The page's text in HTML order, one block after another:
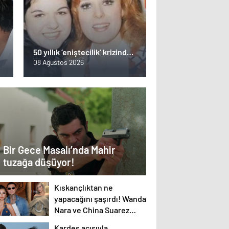
50 yıllık ‘eniştecilik’ krizinde
bomba itiraf! Neşe
ağızları açık bıraktı: “Ablam
bu evliliğe mecbur etti”
08 Ağustos 2026
Bir Gece Masalı’nda Mahir
tuzağa düşüyor!
Kıskançlıktan ne
yapacağını şaşırdı! Wanda
Nara ve China Suarez